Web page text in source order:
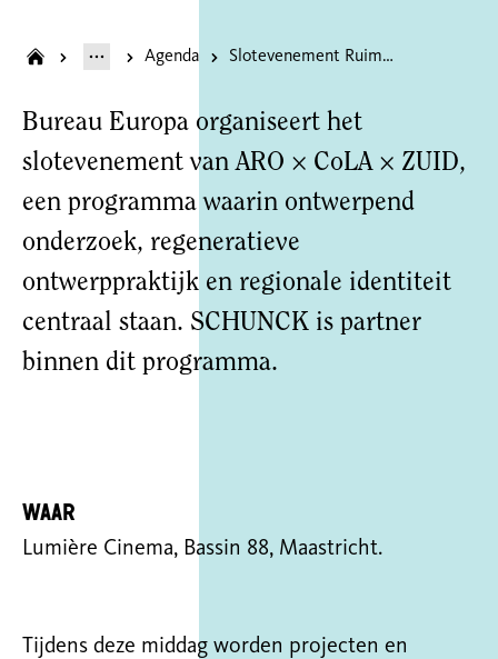
Agenda Slotevenement Ruimtelijk Ontwerp ARO x CoLA x Zuid
Bureau Europa organiseert het
slotevenement van ARO × CoLA × ZUID,
een programma waarin ontwerpend
onderzoek, regeneratieve
ontwerppraktijk en regionale identiteit
centraal staan. SCHUNCK is partner
binnen dit programma.
Waar
Lumière Cinema, Bassin 88, Maastricht.
Tijdens deze middag worden projecten en